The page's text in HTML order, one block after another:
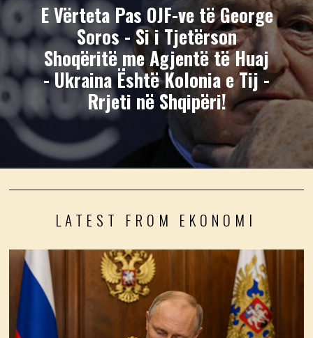
E Vërteta Pas OJF-ve të George
Soros - Si i Tjetërson
Shoqëritë me Agjentë të Huaj
- Ukraina Është Kolonia e Tij -
Rrjeti në Shqipëri!
LATEST FROM EKONOMI